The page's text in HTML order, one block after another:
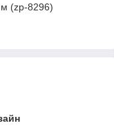
(zp-8296)